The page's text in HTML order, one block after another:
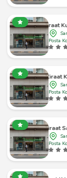
Ziraat
Posta
Ziraat
Posta
Ziraat
Posta